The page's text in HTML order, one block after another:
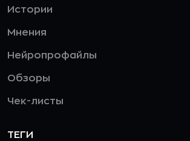
Истории
Мнения
Нейропрофайлы
Обзоры
Чек-листы
ТЕГИ